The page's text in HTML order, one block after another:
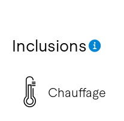
Inclusions
Chauffage